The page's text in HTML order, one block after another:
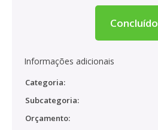
Concluído
Informações adicionais
Categoria:
Subcategoria:
Orçamento: